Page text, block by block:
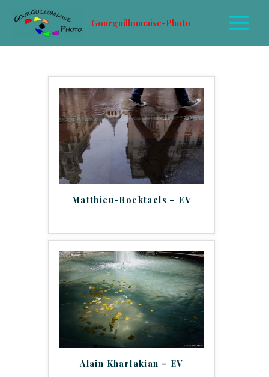
Gourguillonnaise-Photo
Matthieu-Bocktaels – EV
Alain Kharlakian – EV